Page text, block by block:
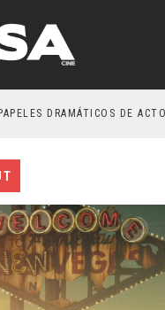
DRAMÁTICOS DE